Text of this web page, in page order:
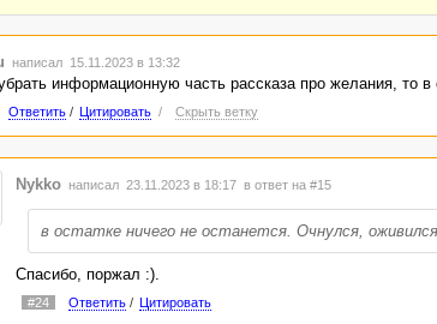
написал 15.11.2023 в 13:32
информационную часть рассказа про желания, то
Ответить/ Цитировать / Скрыть ветку
Nykko написал 23.11.2023 в 18:17 в ответ на #15
в остатке ничего не останется. Очнулся,
Спасибо, поржал :).
#24 Ответить/ Цитировать